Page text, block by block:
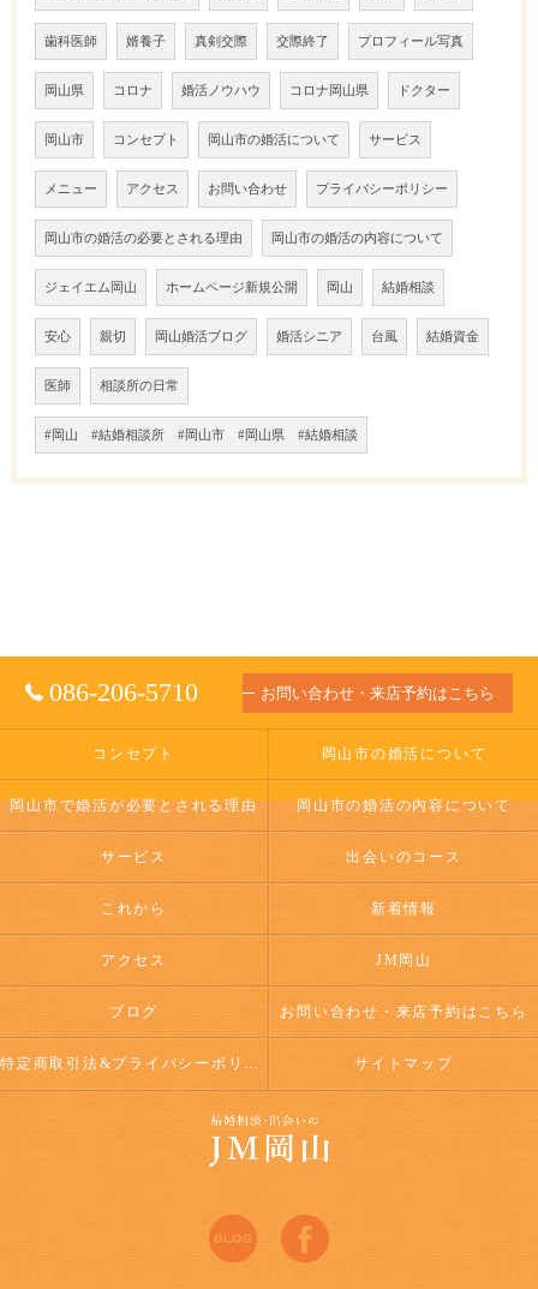
歯科医師 婿養子 真剣交際 交際終了 プロフィール写真
岡山県 コロナ 婚活ノウハウ コロナ岡山県 ドクター
岡山市 コンセプト 岡山市の婚活について サービス
メニュー アクセス お問い合わせ プライバシーポリシー
岡山市の婚活の必要とされる理由 岡山市の婚活の内容について
ジェイエム岡山 ホームページ新規公開 岡山 結婚相談
安心 親切 岡山婚活ブログ 婚活シニア 台風 結婚資金
医師 相談所の日常
#岡山 #結婚相談所 #岡山市 #岡山県 #結婚相談
086-206-5710 お問い合わせ・来店予約はこちら
コンセプト 岡山市の婚活について
岡山市で婚活が必要とされる理由 岡山市の婚活の内容について
サービス 出会いのコース
これから 新着情報
アクセス JM岡山
ブログ お問い合わせ・来店予約はこちら
特定商取引法&プライバシーポリシー サイトマップ